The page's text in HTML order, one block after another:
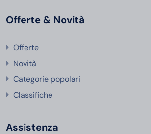
Offerte & Novità
Offerte
Novità
Categorie popolari
Classifiche
Assistenza